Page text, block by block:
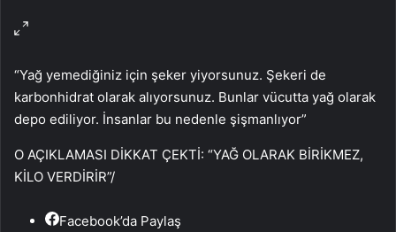
“Yağ yemediğiniz için şeker yiyorsunuz. Şekeri de
karbonhidrat olarak alıyorsunuz. Bunlar vücutta yağ olarak
depo ediliyor. İnsanlar bu nedenle şişmanlıyor”
O AÇIKLAMASI DİKKAT ÇEKTİ: “YAĞ OLARAK BİRİKMEZ,
KİLO VERDİRİR”/
Facebook’da Paylaş